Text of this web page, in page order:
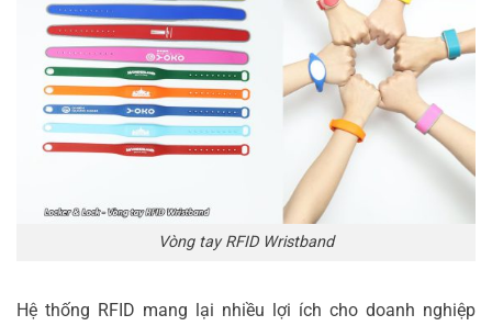
Vòng tay RFID Wristband
Hệ thống RFID mang lại nhiều lợi ích cho doanh nghiệp